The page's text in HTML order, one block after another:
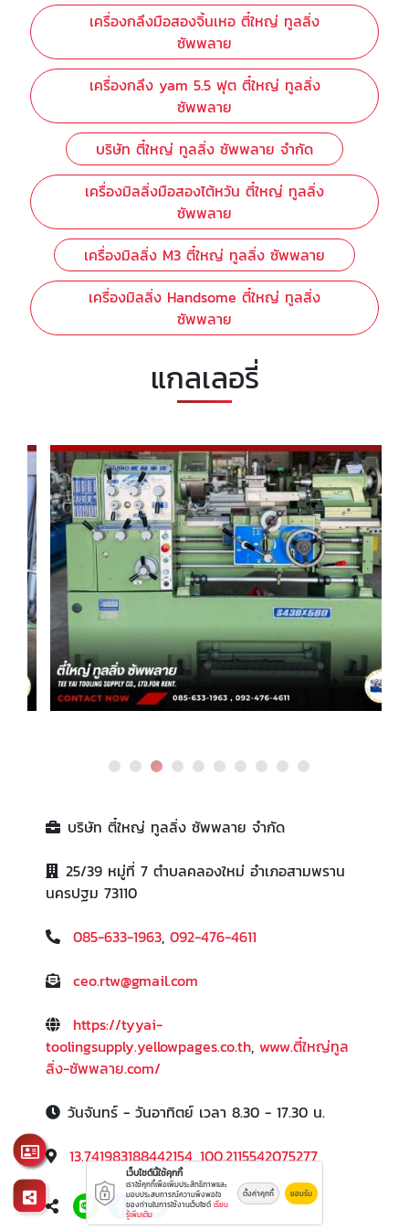
เครื่องกลึงมือสองจิ้นเหอ ตี๋ใหญ่ ทูลลิ่ง
ซัพพลาย
เครื่องกลึง yam 5.5 ฟุต ตี๋ใหญ่ ทูลลิ่ง
ซัพพลาย
บริษัท ตี๋ใหญ่ ทูลลิ่ง ซัพพลาย จำกัด
เครื่องมิลลิ่งมือสองไต้หวัน ตี๋ใหญ่ ทูลลิ่ง
ซัพพลาย
เครื่องมิลลิ่ง M3 ตี๋ใหญ่ ทูลลิ่ง ซัพพลาย
เครื่องมิลลิ่ง Handsome ตี๋ใหญ่ ทูลลิ่ง
ซัพพลาย
แกลเลอรี่
บริษัท ตี๋ใหญ่ ทูลลิ่ง ซัพพลาย จำกัด
25/39 หมู่ที่ 7 ตำบลคลองใหม่ อำเภอสามพราน
นครปฐม 73110
085-633-1963, 092-476-4611
ceo.rtw@gmail.com
https://tyyai-
toolingsupply.yellowpages.co.th, www.ตี๋ใหญ่ทูล
ลิ่ง-ซัพพลาย.com/
วันจันทร์ - วันอาทิตย์ เวลา 8.30 - 17.30 น.
13.741983188442154, 100.2115542075277
เว็บไซต์นี้ใช้คุกกี้
เราใช้คุกกี้เพื่อเพิ่มประสิทธิภาพและ
มอบประสบการณ์ความพึงพอใจ
ของท่านในการใช้งานเว็บไซต์ เรียน
รู้เพิ่มเติม
ตั้งค่าคุกกี้ ยอมรับ